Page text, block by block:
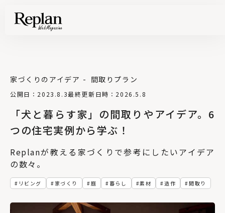
「犬と暮らす家」の間取りやアイデア。6
つの住宅実例から学ぶ！
公開日：2023.8.3最終更新日時：2026.5.8
家づくりのアイデア 間取りプラン
リビング 家づくり 庭 暮らし 素材 造作 間取り
Replanが教える家づくりで参考にしたいアイデア
の数々。